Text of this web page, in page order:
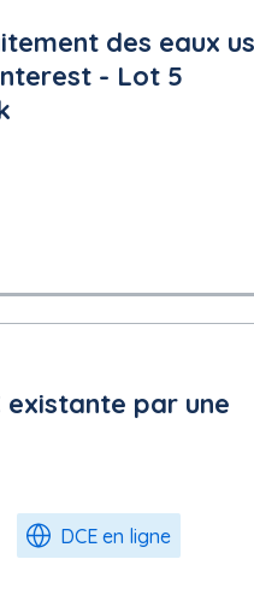
des eaux
- Lot 5
par une
DCE en ligne